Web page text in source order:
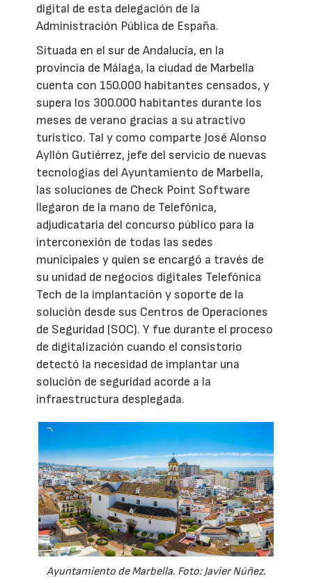
digital de esta delegación de la
Administración Pública de España.
Situada en el sur de Andalucía, en la
provincia de Málaga, la ciudad de Marbella
cuenta con 150.000 habitantes censados, y
supera los 300.000 habitantes durante los
meses de verano gracias a su atractivo
turístico. Tal y como comparte José Alonso
Ayllón Gutiérrez, jefe del servicio de nuevas
tecnologías del Ayuntamiento de Marbella,
las soluciones de Check Point Software
llegaron de la mano de Telefónica,
adjudicataria del concurso público para la
interconexión de todas las sedes
municipales y quien se encargó a través de
su unidad de negocios digitales Telefónica
Tech de la implantación y soporte de la
solución desde sus Centros de Operaciones
de Seguridad (SOC). Y fue durante el proceso
de digitalización cuando el consistorio
detectó la necesidad de implantar una
solución de seguridad acorde a la
infraestructura desplegada.
Ayuntamiento de Marbella. Foto: Javier Núñez.